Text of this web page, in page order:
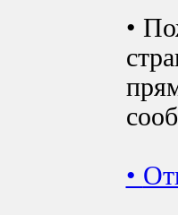
•
•